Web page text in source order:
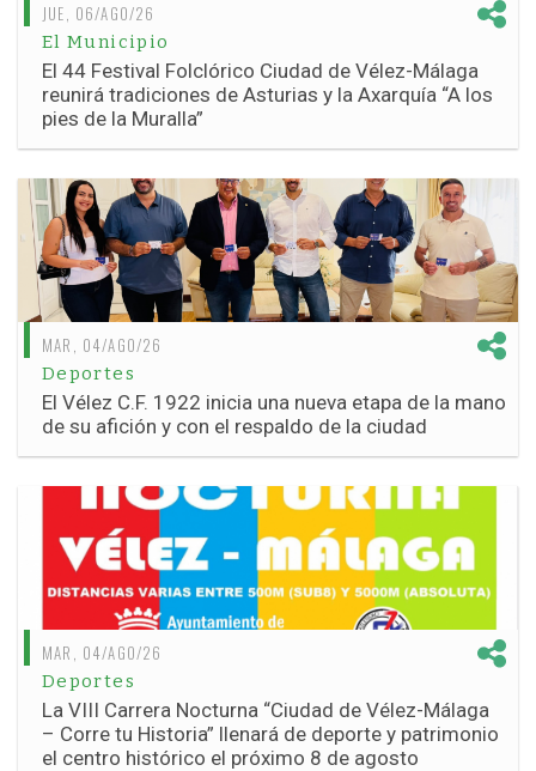
JUE, 06/AGO/26
El Municipio
El 44 Festival Folclórico Ciudad de Vélez-Málaga
reunirá tradiciones de Asturias y la Axarquía “A los
pies de la Muralla”
MAR, 04/AGO/26
Deportes
El Vélez C.F. 1922 inicia una nueva etapa de la mano
de su afición y con el respaldo de la ciudad
MAR, 04/AGO/26
Deportes
La VIII Carrera Nocturna “Ciudad de Vélez-Málaga
– Corre tu Historia” llenará de deporte y patrimonio
el centro histórico el próximo 8 de agosto